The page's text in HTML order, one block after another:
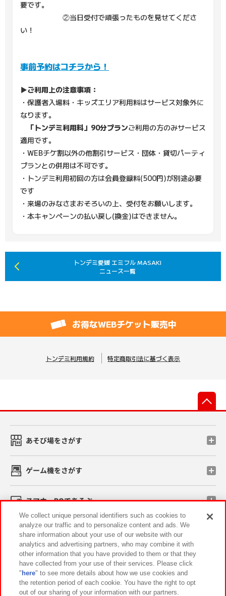
要です。
②当日受付で頑張ったものを見せてくださ
い！
事前予約はコチラから！
▶ご利用上の注意事項：
・保護者入場料・キッズエリア利用料はサービス対象外に
なります。
「トンデミ利用料」90分プランご利用の方のみサービス
適用です。
・WEBチケ割以外の他割引サービス・団体・貸切パーティ
プランとの併用は不可です。
・トンデミ利用初回の方は会員登録料(500円)が別途必要
です
・来場のみなさまおそろいの上、受付をお願いします。
・本キャンペーンの払い戻し(換金)はできません。
トンデミ愛媛 エミフル MASAKI
ニュース一覧
お得なWEBチケット販売中
トンデミ利用規約 特定商取引法に基づく表示
あそび場をさがす
ゲーム機をさがす
スマホ・PCであそぶ
イベント・キャンペーン
関連会社 サステナビリティ サイトポリシー
We collect unique personal identifiers such as cookies to
analyze our traffic and to personalize content and ads. We
share information about your use of our website with our
analytics and advertising partners, who may combine it with
other information that you have provided to them or that they
have collected from your use of their services. Please click
" here" to see more details about how we use cookies and
the retention period of each cookie. You have the right to opt
out of our sharing of your information with our partners.